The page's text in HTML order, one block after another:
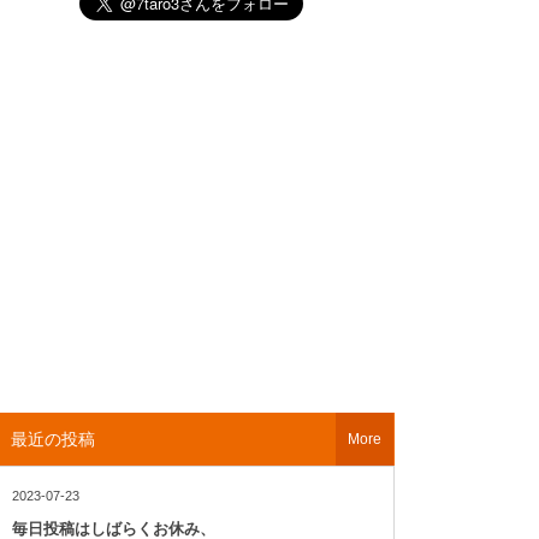
最近の投稿
2023-07-23
毎日投稿はしばらくお休み、
More